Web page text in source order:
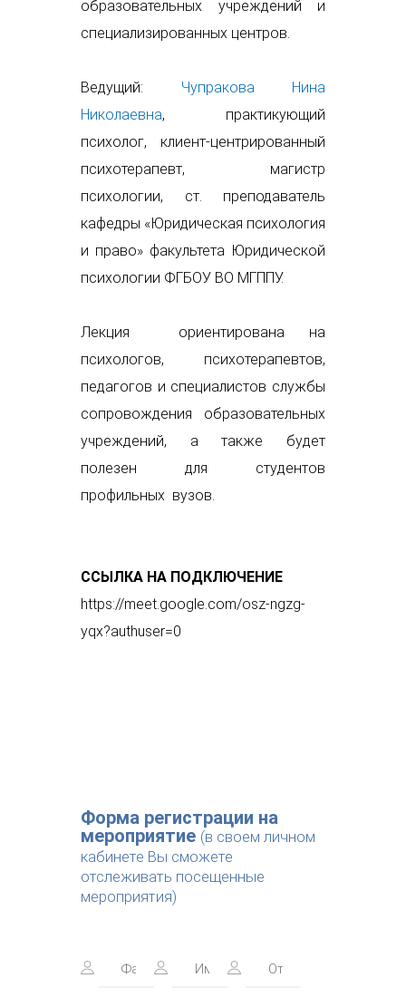
образовательных учреждений и
специализированных центров.
Ведущий: Чупракова Нина
Николаевна, практикующий
психолог, клиент-центрированный
психотерапевт, магистр
психологии, ст. преподаватель
кафедры «Юридическая психология
и право» факультета Юридической
психологии ФГБОУ ВО МГППУ.
Лекция ориентирована на
психологов, психотерапевтов,
педагогов и специалистов службы
сопровождения образовательных
учреждений, а также будет
полезен для студентов
профильных вузов.
ССЫЛКА НА ПОДКЛЮЧЕНИЕ
https://meet.google.com/osz-ngzg-
yqx?authuser=0
Форма регистрации на
мероприятие (в своем личном
кабинете Вы сможете
отслеживать посещенные
мероприятия)